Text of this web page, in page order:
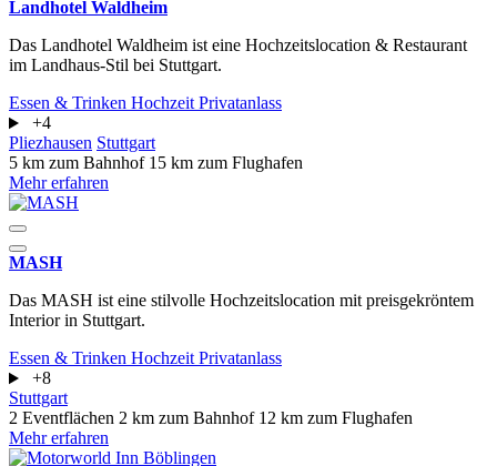
Landhotel Waldheim
Das Landhotel Waldheim ist eine Hochzeitslocation & Restaurant
im Landhaus-Stil bei Stuttgart.
Essen & Trinken Hochzeit Privatanlass
+4
Pliezhausen Stuttgart
5 km zum Bahnhof 15 km zum Flughafen
Mehr erfahren
MASH
Das MASH ist eine stilvolle Hochzeitslocation mit preisgekröntem
Interior in Stuttgart.
Essen & Trinken Hochzeit Privatanlass
+8
Stuttgart
2 Eventflächen 2 km zum Bahnhof 12 km zum Flughafen
Mehr erfahren